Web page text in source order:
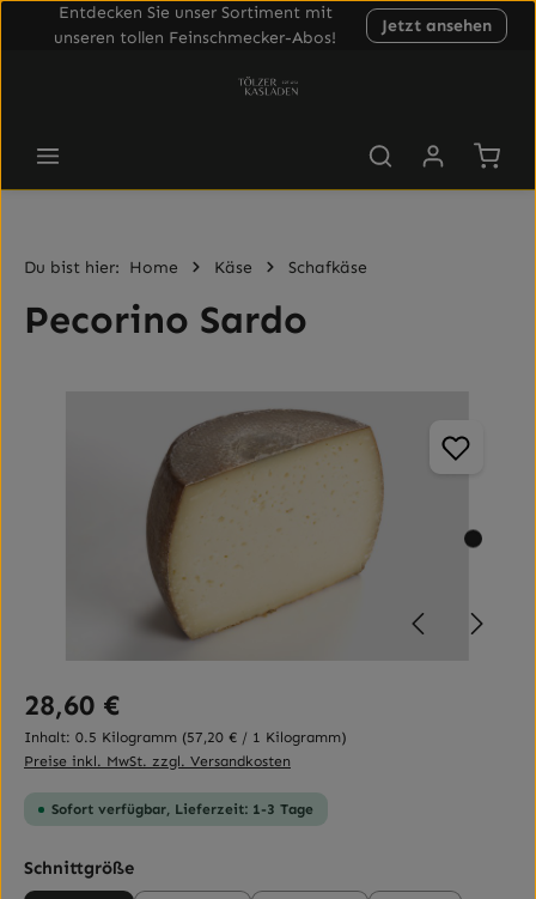
Entdecken Sie unser Sortiment mit
unseren tollen Feinschmecker-Abos!
Jetzt ansehen
Du bist hier: Home Käse Schafkäse
Pecorino Sardo
Regulärer Preis:
28,60 €
Inhalt: 0.5 Kilogramm (57,20 € / 1 Kilogramm)
Preise inkl. MwSt. zzgl. Versandkosten
Sofort verfügbar, Lieferzeit: 1-3 Tage
Schnittgrößeauswählen